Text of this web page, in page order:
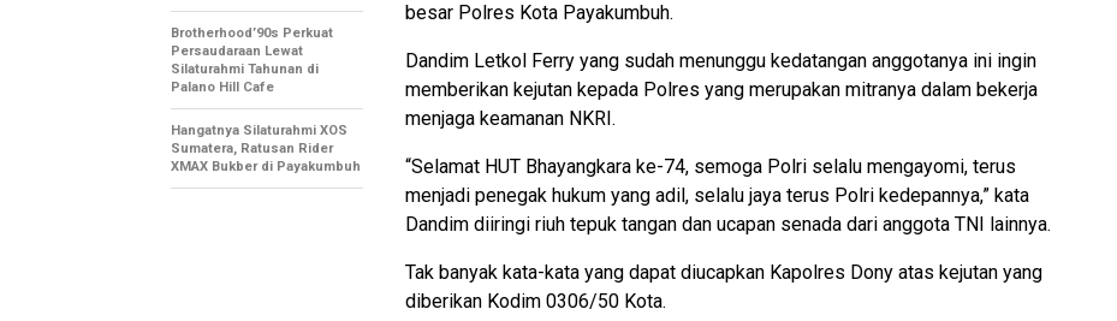
besar Polres Kota Payakumbuh.
Dandim Letkol Ferry yang sudah menunggu kedatangan anggotanya ini ingin
memberikan kejutan kepada Polres yang merupakan mitranya dalam bekerja
menjaga keamanan NKRI.
“Selamat HUT Bhayangkara ke-74, semoga Polri selalu mengayomi, terus
menjadi penegak hukum yang adil, selalu jaya terus Polri kedepannya,” kata
Dandim diiringi riuh tepuk tangan dan ucapan senada dari anggota TNI lainnya.
Tak banyak kata-kata yang dapat diucapkan Kapolres Dony atas kejutan yang
diberikan Kodim 0306/50 Kota.
Brotherhood’90s Perkuat
Persaudaraan Lewat
Silaturahmi Tahunan di
Palano Hill Cafe
Hangatnya Silaturahmi XOS
Sumatera, Ratusan Rider
XMAX Bukber di Payakumbuh